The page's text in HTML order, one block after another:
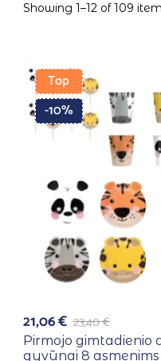
Showing 1–12 of 109
Top
-10%
23,40€
21,06€
Pirmojo gimtadienio
gyvūnai 8 asmenims